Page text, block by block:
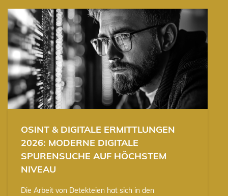
OSINT & DIGITALE ERMITTLUNGEN
2026: MODERNE DIGITALE
SPURENSUCHE AUF HÖCHSTEM
NIVEAU
Die Arbeit von Detekteien hat sich in den